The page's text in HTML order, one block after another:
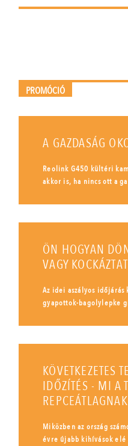
PROMÓCIÓ
A GAZDASÁG
Reolink G450 kültéri
akkor is, ha nincs ott a
ÖN HOGYAN
VAGY
Az idei aszályos időjárás
gyapottok-bagolylepke
KÖVETKEZETES
IDŐZÍTÉS - MI A
Miközben az ország
évre újabb kihívások